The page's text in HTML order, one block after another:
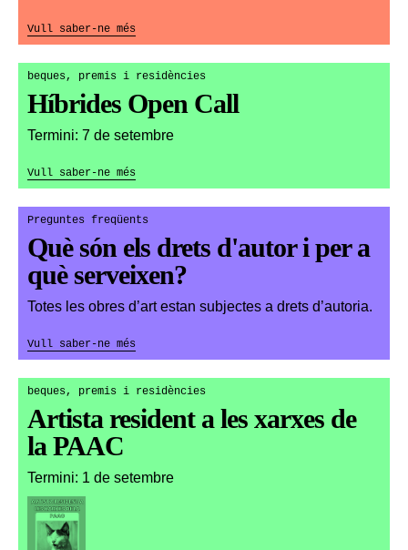
Vull saber-ne més
beques, premis i residències
Híbrides Open Call
Termini: 7 de setembre
Vull saber-ne més
Preguntes freqüents
Què són els drets d'autor i per a
què serveixen?
Totes les obres d’art estan subjectes a drets d’autoria.
Vull saber-ne més
beques, premis i residències
Artista resident a les xarxes de
la PAAC
Termini: 1 de setembre